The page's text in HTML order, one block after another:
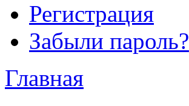
Регистрация
Забыли пароль?
Главная